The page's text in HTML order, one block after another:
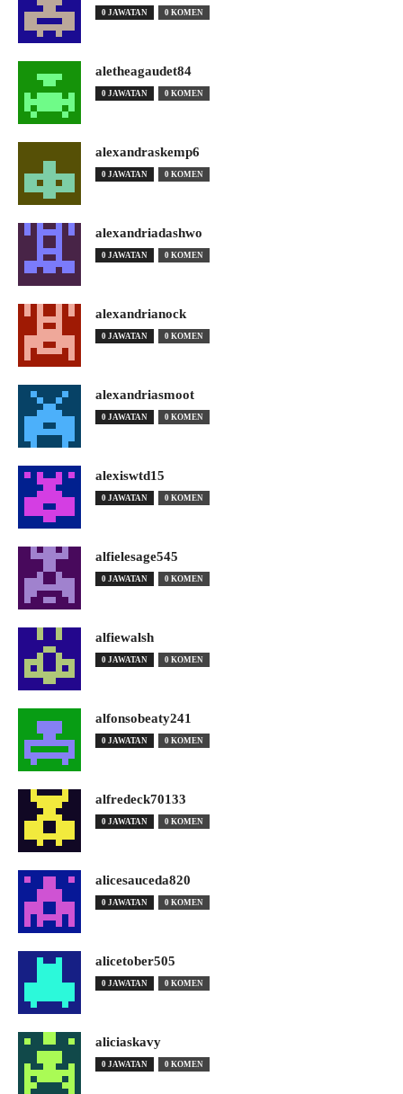
0 JAWATAN 0 KOMEN
aletheagaudet84
0 JAWATAN 0 KOMEN
alexandraskemp6
0 JAWATAN 0 KOMEN
alexandriadashwo
0 JAWATAN 0 KOMEN
alexandrianock
0 JAWATAN 0 KOMEN
alexandriasmoot
0 JAWATAN 0 KOMEN
alexiswtd15
0 JAWATAN 0 KOMEN
alfielesage545
0 JAWATAN 0 KOMEN
alfiewalsh
0 JAWATAN 0 KOMEN
alfonsobeaty241
0 JAWATAN 0 KOMEN
alfredeck70133
0 JAWATAN 0 KOMEN
alicesauceda820
0 JAWATAN 0 KOMEN
alicetober505
0 JAWATAN 0 KOMEN
aliciaskavy
0 JAWATAN 0 KOMEN